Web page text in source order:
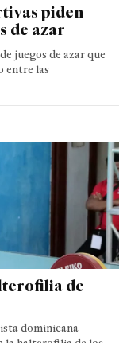
piden
de azar
juegos de azar que
entre las
de
dominicana